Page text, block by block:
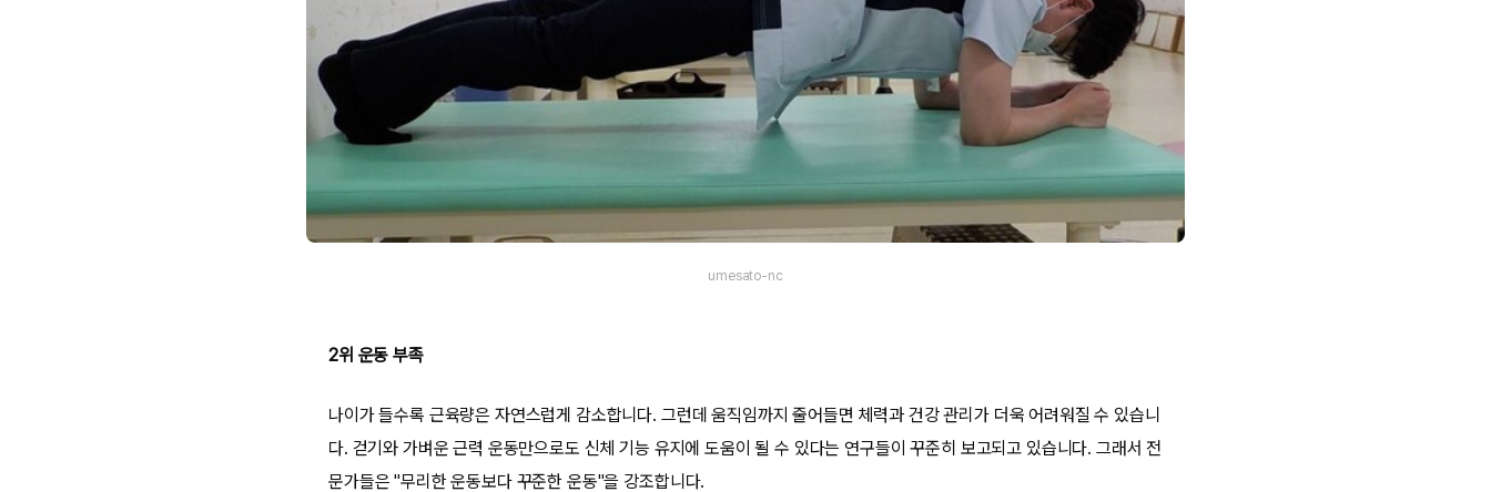
umesato-nc
2위 운동 부족
나이가 들수록 근육량은 자연스럽게 감소합니다. 그런데 움직임까지 줄어들면 체력과 건강 관리가 더욱 어려워질 수 있습니
다. 걷기와 가벼운 근력 운동만으로도 신체 기능 유지에 도움이 될 수 있다는 연구들이 꾸준히 보고되고 있습니다. 그래서 전
문가들은 "무리한 운동보다 꾸준한 운동"을 강조합니다.